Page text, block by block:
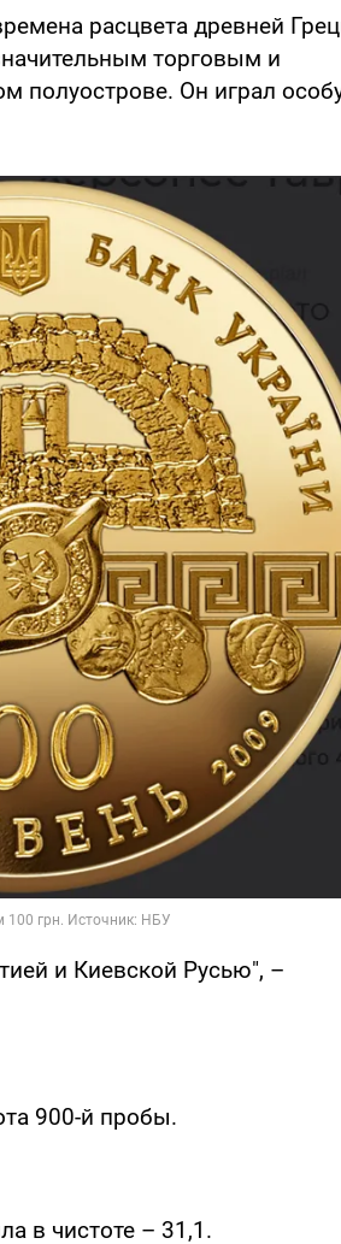
расцвета древней
торговым и
полуострове. Он играл
и Киевской Русью", –
900-й пробы.
в чистоте – 31,1.